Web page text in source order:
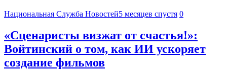
Национальная Служба Новостей5 месяцев спустя 0
«Сценаристы визжат от счастья!»:
Войтинский о том, как ИИ ускоряет
создание фильмов